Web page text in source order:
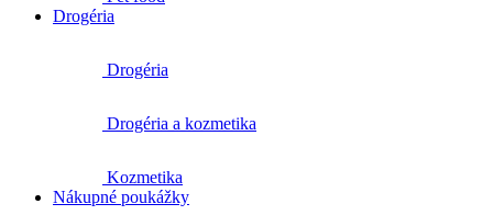
Drogéria
Drogéria
Drogéria a kozmetika
Kozmetika
Nákupné poukážky